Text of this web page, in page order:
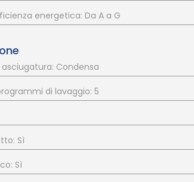
energetica: Da A a G
Condensa
di lavaggio: 5
Sì
Sì